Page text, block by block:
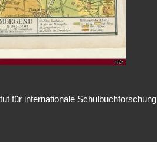
für internationale Schulbuchforschung